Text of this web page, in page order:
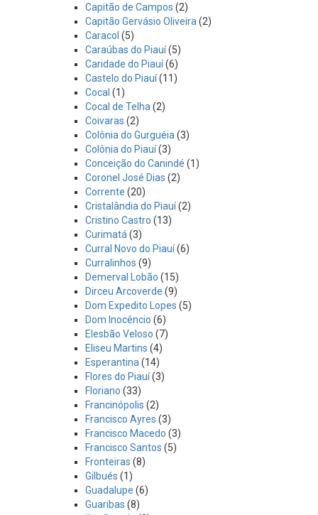
Capitão de Campos (2)
Capitão Gervásio Oliveira (2)
Caracol (5)
Caraúbas do Piauí(5)
Caridade do Piauí(6)
Castelo do Piauí(11)
Cocal (1)
Cocal de Telha (2)
Coivaras (2)
Colônia do Gurguéia (3)
Colônia do Piauí(3)
Conceição do Canindé (1)
Coronel José Dias (2)
Corrente (20)
Cristalândia do Piauí(2)
Cristino Castro (13)
Curimatá (3)
Curral Novo do Piauí(6)
Curralinhos (9)
Demerval Lobão (15)
Dirceu Arcoverde (9)
Dom Expedito Lopes (5)
Dom Inocêncio (6)
Elesbão Veloso (7)
Eliseu Martins (4)
Esperantina (14)
Flores do Piauí(3)
Floriano (33)
Francinópolis (2)
Francisco Ayres (3)
Francisco Macedo (3)
Francisco Santos (5)
Fronteiras (8)
Gilbués (1)
Guadalupe (6)
Guaribas (8)